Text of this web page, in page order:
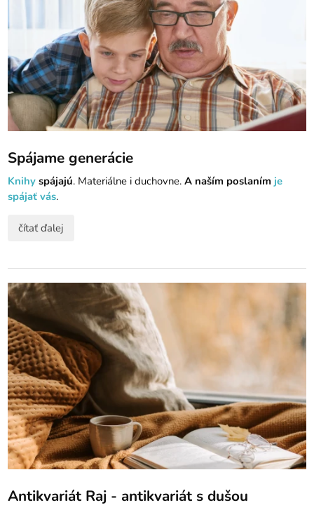
Spájame generácie
Knihy spájajú. Materiálne i duchovne.A naším poslaním je
spájať vás.
čítať ďalej
Antikvariát Raj - antikvariát s dušou